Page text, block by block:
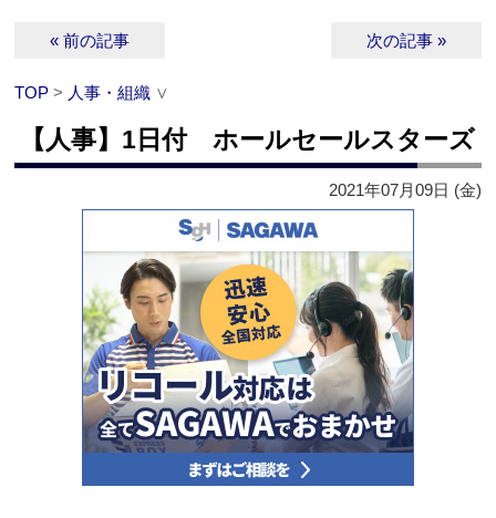
« 前の記事 次の記事 »
TOP > 人事・組織 ∨
【人事】1日付 ホールセールスターズ
2021年07月09日 (金)